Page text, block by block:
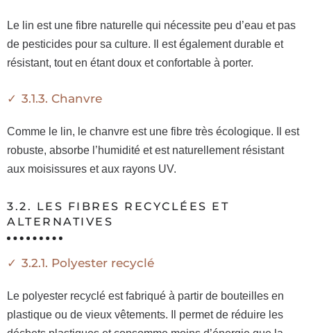
Le lin est une fibre naturelle qui nécessite peu d’eau et pas
de pesticides pour sa culture. Il est également durable et
résistant, tout en étant doux et confortable à porter.
3.1.3. Chanvre
Comme le lin, le chanvre est une fibre très écologique. Il est
robuste, absorbe l’humidité et est naturellement résistant
aux moisissures et aux rayons UV.
3.2. LES FIBRES RECYCLÉES ET
ALTERNATIVES
3.2.1. Polyester recyclé
Le polyester recyclé est fabriqué à partir de bouteilles en
plastique ou de vieux vêtements. Il permet de réduire les